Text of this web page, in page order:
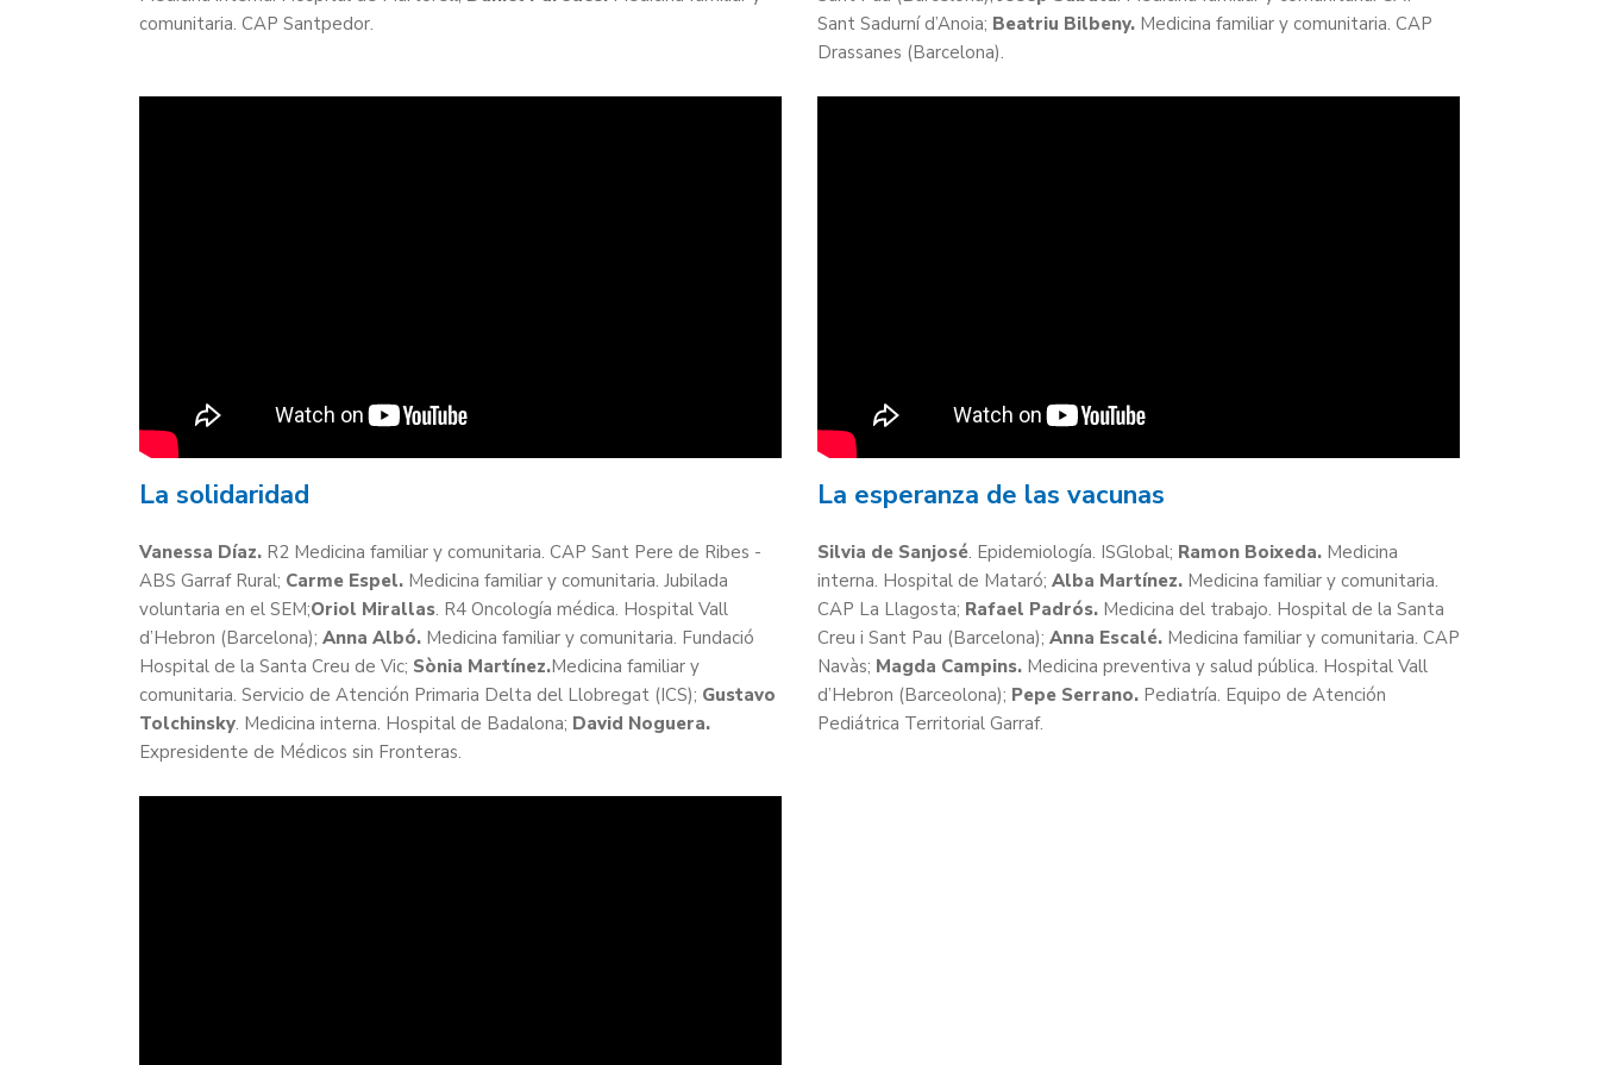
comunitaria. CAP Santpedor.
Sant Sadurní d’Anoia; Beatriu Bilbeny. Medicina familiar y comunitaria. CAP
Drassanes (Barcelona).
La solidaridad
Vanessa Díaz. R2 Medicina familiar y comunitaria. CAP Sant Pere de Ribes -
ABS Garraf Rural; Carme Espel. Medicina familiar y comunitaria. Jubilada
voluntaria en el SEM;Oriol Mirallas. R4 Oncología médica. Hospital Vall
d’Hebron (Barcelona); Anna Albó. Medicina familiar y comunitaria. Fundació
Hospital de la Santa Creu de Vic; Sònia Martínez.Medicina familiar y
comunitaria. Servicio de Atención Primaria Delta del Llobregat (ICS); Gustavo
Tolchinsky. Medicina interna. Hospital de Badalona; David Noguera.
Expresidente de Médicos sin Fronteras.
La esperanza de las vacunas
Silvia de Sanjosé. Epidemiología. ISGlobal; Ramon Boixeda. Medicina
interna. Hospital de Mataró; Alba Martínez. Medicina familiar y comunitaria.
CAP La Llagosta; Rafael Padrós. Medicina del trabajo. Hospital de la Santa
Creu i Sant Pau (Barcelona); Anna Escalé. Medicina familiar y comunitaria. CAP
Navàs; Magda Campins. Medicina preventiva y salud pública. Hospital Vall
d’Hebron (Barceolona); Pepe Serrano. Pediatría. Equipo de Atención
Pediátrica Territorial Garraf.